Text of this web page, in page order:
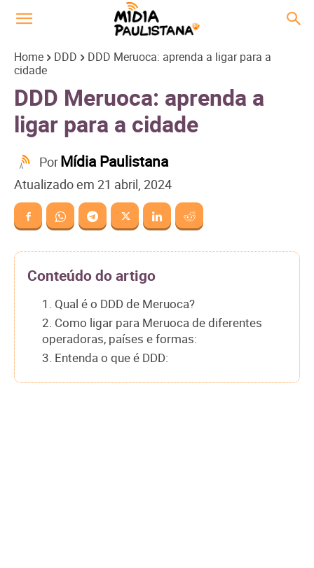
Home DDD
DDD Meruoca: aprenda a ligar para a
cidade
DDD Meruoca: aprenda a
ligar para a cidade
PorMídia Paulistana
Atualizado em 21 abril, 2024
Conteúdo do artigo
1. Qual é o DDD de Meruoca?
2. Como ligar para Meruoca de diferentes
operadoras, países e formas:
3. Entenda o que é DDD: